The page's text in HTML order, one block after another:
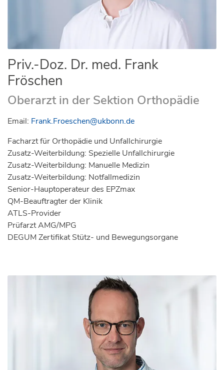
Priv.-Doz. Dr. med. Frank
Fröschen
Oberarzt in der Sektion Orthopädie
Email: Frank.Froeschen@ukbonn.de
Facharzt für Orthopädie und Unfallchirurgie
Zusatz-Weiterbildung: Spezielle Unfallchirurgie
Zusatz-Weiterbildung: Manuelle Medizin
Zusatz-Weiterbildung: Notfallmedizin
Senior-Hauptoperateur des EPZmax
QM-Beauftragter der Klinik
ATLS-Provider
Prüfarzt AMG/MPG
DEGUM Zertifikat Stütz- und Bewegungsorgane